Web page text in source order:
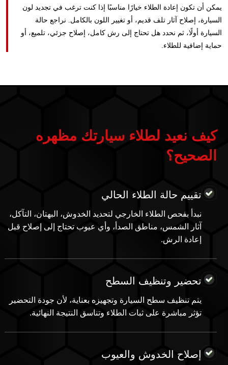
يمكن أن تكون إعادة الطلاء خيارًا مناسبًا إذا كنت ترغب في تجديد لون
السيارة، إصلاح آثار تلف قديم، أو تغيير اللون بالكامل. نراجع حالة
السيارة أولًا، ثم نحدد هل تحتاج إلى رش كامل، إصلاح جزئي، تلميع، أو
حماية إضافية للطلاء.
كيف نعيد لطلاء سيارتك مظهره
الصحيح؟
تقييم حالة الطلاء الحالي
نبدأ بفحص الطلاء الخارجي لتحديد الخدوش، البهتان، التآكل،
آثار الشمس، مناطق الصدأ، وأي عيوب تحتاج إلى إصلاح قبل
إعادة الرش.
تحضير وتنظيف السطح
يتم تنظيف سطح السيارة وتجهيزه بعناية، لأن جودة التحضير
تؤثر مباشرة على ثبات الطلاء وتناسق النتيجة النهائية.
إصلاح الخدوش والعيوب